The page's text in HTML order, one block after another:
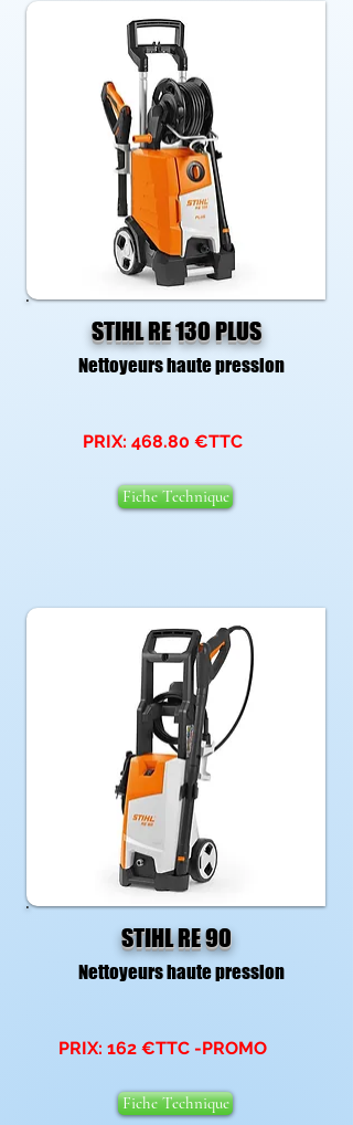
STIHL RE 130 PLUS
Nettoyeurs haute pression
PRIX: 468.80 €TTC
Fiche Technique
STIHL RE 90
Nettoyeurs haute pression
PRIX: 162 €TTC -PROMO
Fiche Technique